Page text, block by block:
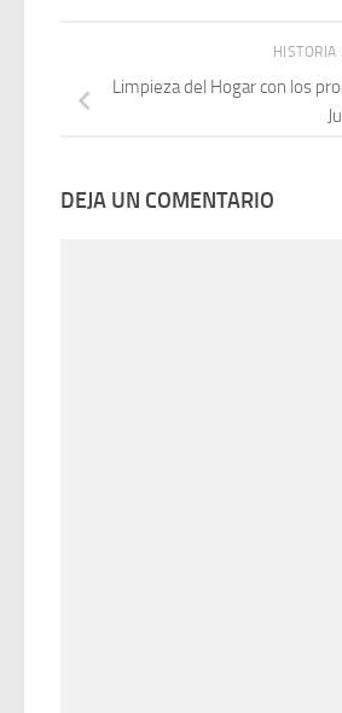
HISTORIA
Limpieza del Hogar con los
DEJA UN COMENTARIO